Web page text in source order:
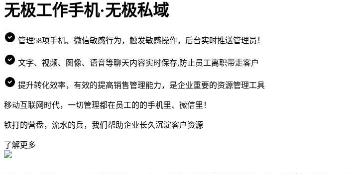
无极工作手机·无极私域
管理58项手机、微信敏感行为，触发敏感操作，后台实时推送管理员！
文字、视频、图像、语音等聊天内容实时保存,防止员工离职带走客户
提升转化效率，有效的提高销售管理能力，是企业重要的资源管理工具
移动互联网时代，一切管理都在员工的的手机里、微信里！
铁打的营盘，流水的兵，我们帮助企业长久沉淀客户资源
了解更多